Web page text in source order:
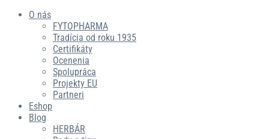
O nás
FYTOPHARMA
Tradícia od roku 1935
Certifikáty
Ocenenia
Spolupráca
Projekty EU
Partneri
Eshop
Blog
HERBÁR